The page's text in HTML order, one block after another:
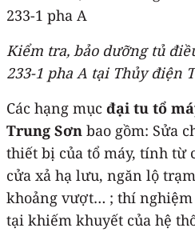
Kiểm tra, bảo dưỡng tủ
233-1 pha A tại Thủy điện
Các hạng mục đại tu tổ
Trung Sơn bao gồm: Sửa
thiết bị của tổ máy, tính từ
cửa xả hạ lưu, ngăn lộ
khoảng vượt… ; thí nghiệm
tại khiếm khuyết của hệ